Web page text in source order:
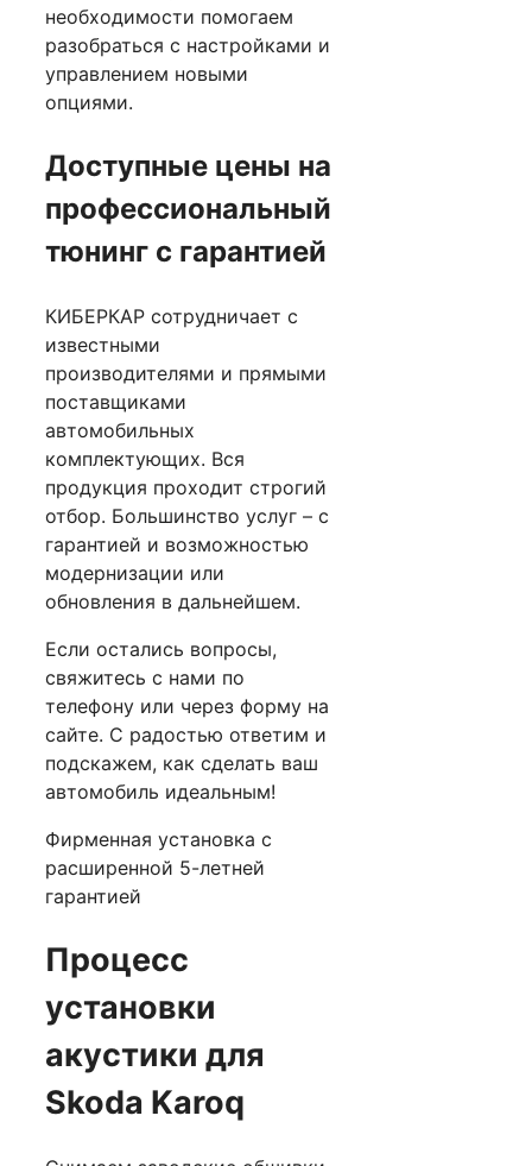
необходимости помогаем
разобраться с настройками и
управлением новыми
опциями.
Доступные цены на
профессиональный
тюнинг с гарантией
КИБЕРКАР сотрудничает с
известными
производителями и прямыми
поставщиками
автомобильных
комплектующих. Вся
продукция проходит строгий
отбор. Большинство услуг – с
гарантией и возможностью
модернизации или
обновления в дальнейшем.
Если остались вопросы,
свяжитесь с нами по
телефону или через форму на
сайте. С радостью ответим и
подскажем, как сделать ваш
автомобиль идеальным!
Фирменная установка с
расширенной 5-летней
гарантией
Процесс
установки
акустики для
Skoda Karoq